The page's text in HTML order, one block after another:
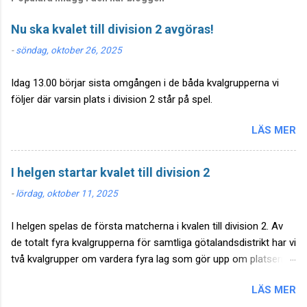
Nu ska kvalet till division 2 avgöras!
-söndag, oktober 26, 2025
Idag 13.00 börjar sista omgången i de båda kvalgrupperna vi
följer där varsin plats i division 2 står på spel.
LÄS MER
I helgen startar kvalet till division 2
-lördag, oktober 11, 2025
I helgen spelas de första matcherna i kvalen till division 2. Av
de totalt fyra kvalgrupperna för samtliga götalandsdistrikt har vi
två kvalgrupper om vardera fyra lag som gör upp om platserna
Götaland. Det ser ut att bli max fyra Götalandslag som åker ur
LÄS MER